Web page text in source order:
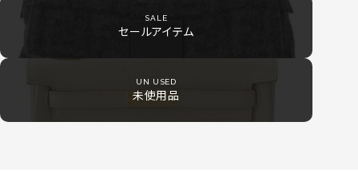
SALE
セールアイテム
UN USED
未使用品